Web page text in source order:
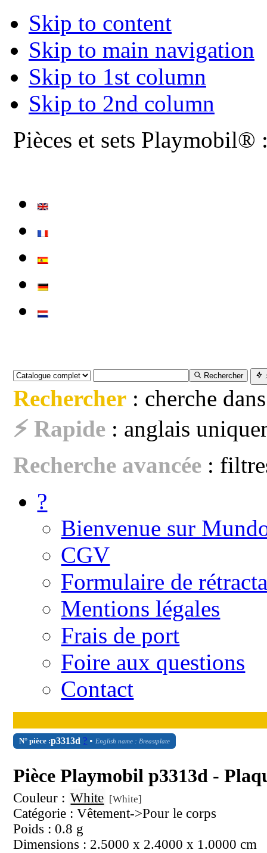
Skip to content
Skip to main navigation
Skip to 1st column
Skip to 2nd column
Pièces et sets Playmobil®
Rechercher
Rechercher : cherche
⚡ Rapide : anglais
Recherche avancée :
?
Bienvenue sur
CGV
Formulaire de
Mentions légales
Frais de port
Foire aux questions
Contact
N° pièce :p3313d ? •English name : Breastplate
Pièce Playmobil p3313d -
Couleur : White [White]
Catégorie : Vêtement->Pour le corps
Poids : 0.8 g
Dimensions : 2.5000 x 2.4000 x 1.0000 cm